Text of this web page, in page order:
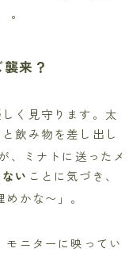
。
来？
く見守ります。太
飲み物を差し出し
、ミナトに送ったメ
い ことに気づき、
かな〜」。
ニターに映ってい